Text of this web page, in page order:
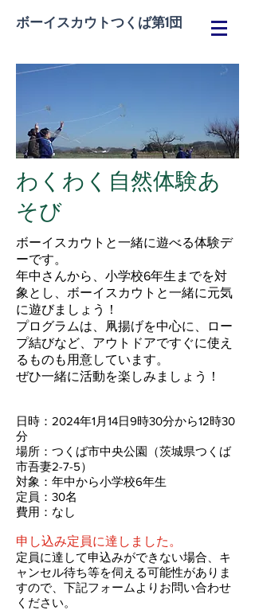
ボーイスカウトつくば第1団
わくわく自然体験あ
そび
ボーイスカウトと一緒に遊べる体験デ
ーです。
年中さんから、小学校6年生までを対
象とし、ボーイスカウトと一緒に元気
に遊びましょう！
プログラムは、凧揚げを中心に、ロー
プ結びなど、アウトドアですぐに使え
るものも用意しています。
ぜひ一緒に活動を楽しみましょう！
日時：2024年1月14日9時30分から12時30
分
場所：つくば市中央公園（茨城県つくば
市吾妻2-7-5）
対象：年中から小学校6年生
定員：30名
​費用：なし
申し込み定員に達しました。
​定員に達して申込みができない場合、キ
ャンセル待ち等を伺える可能性がありま
すので、下記フォームよりお問い合わせ
ください。